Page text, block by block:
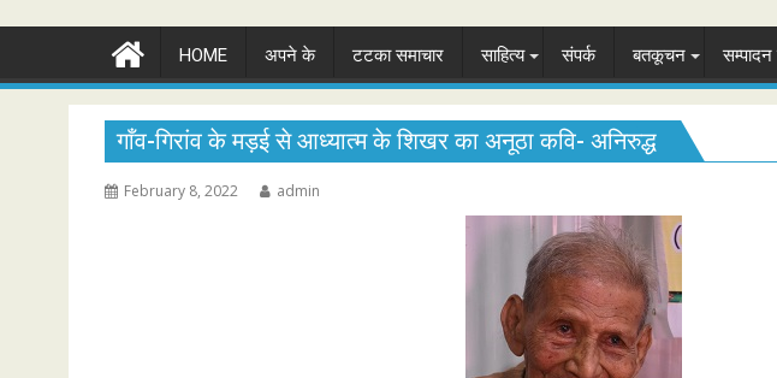
HOME अपने के टटका समाचार साहित्य संपर्क बतकूचन सम्पादन
गाँव-गिरांव के मड़ई से आध्यात्म के शिखर का अनूठा कवि- अनिरुद्ध
February 8, 2022 admin